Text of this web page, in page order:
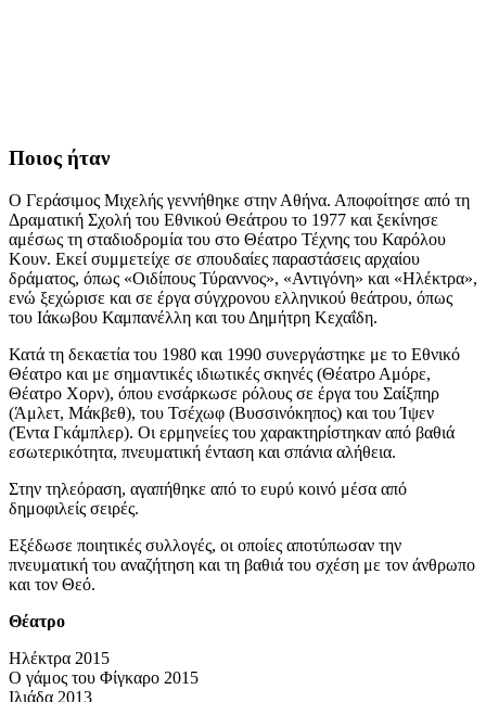
Ποιος ήταν
Ο Γεράσιμος Μιχελής γεννήθηκε στην Αθήνα. Αποφοίτησε από τη
Δραματική Σχολή του Εθνικού Θεάτρου το 1977 και ξεκίνησε
αμέσως τη σταδιοδρομία του στο Θέατρο Τέχνης του Καρόλου
Κουν. Εκεί συμμετείχε σε σπουδαίες παραστάσεις αρχαίου
δράματος, όπως «Οιδίπους Τύραννος», «Αντιγόνη» και «Ηλέκτρα»,
ενώ ξεχώρισε και σε έργα σύγχρονου ελληνικού θεάτρου, όπως
του Ιάκωβου Καμπανέλλη και του Δημήτρη Κεχαΐδη.
Κατά τη δεκαετία του 1980 και 1990 συνεργάστηκε με το Εθνικό
Θέατρο και με σημαντικές ιδιωτικές σκηνές (Θέατρο Αμόρε,
Θέατρο Χορν), όπου ενσάρκωσε ρόλους σε έργα του Σαίξπηρ
(Άμλετ, Μάκβεθ), του Τσέχωφ (Βυσσινόκηπος) και του Ίψεν
(Έντα Γκάμπλερ). Οι ερμηνείες του χαρακτηρίστηκαν από βαθιά
εσωτερικότητα, πνευματική ένταση και σπάνια αλήθεια.
Στην τηλεόραση, αγαπήθηκε από το ευρύ κοινό μέσα από
δημοφιλείς σειρές.
Εξέδωσε ποιητικές συλλογές, οι οποίες αποτύπωσαν την
πνευματική του αναζήτηση και τη βαθιά του σχέση με τον άνθρωπο
και τον Θεό.
Θέατρο
Ηλέκτρα 2015
Ο γάμος του Φίγκαρο 2015
Ιλιάδα 2013